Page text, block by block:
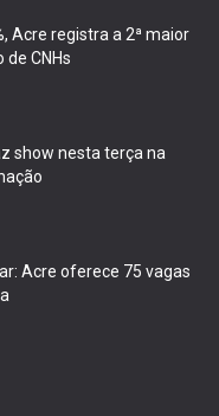
Acre registra a 2ª maior
CNHs
show nesta terça na
Acre oferece 75 vagas